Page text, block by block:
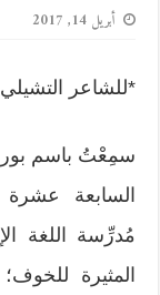
أبريل 14, 2017
*للشاعر
مُدرِّسة اللغة
المثيرة